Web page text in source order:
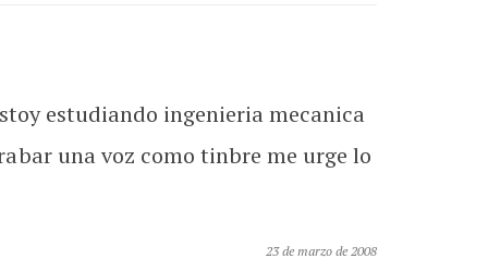
estudiando ingenieria mecanica
una voz como tinbre me urge lo
23 de marzo de 2008